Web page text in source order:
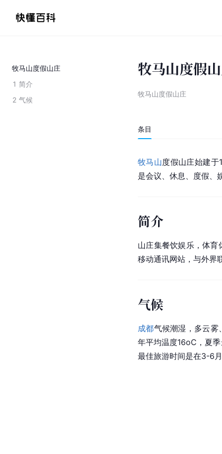
牧马山度假山庄
1 简介
2 气候
牧马山度假
牧马山度假山庄
条目
牧马山度假山庄始建
是会议、休息、度假、
简介
山庄集餐饮娱乐，体
移动通讯网站，与外界
气候
成都气候潮湿，多云雾
年平均温度16oC，夏
最佳旅游时间是在3-6